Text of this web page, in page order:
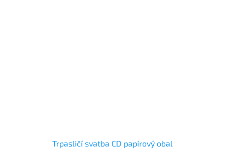
Trpasličí svatba CD papírový obal